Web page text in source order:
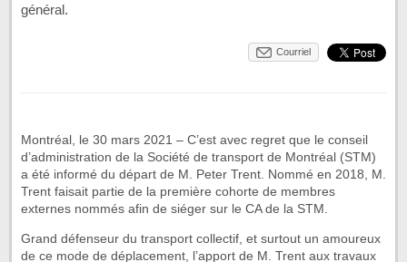
général.
Courriel
Montréal, le 30 mars 2021 – C’est avec regret que le conseil
d’administration de la Société de transport de Montréal (STM)
a été informé du départ de M. Peter Trent. Nommé en 2018, M.
Trent faisait partie de la première cohorte de membres
externes nommés afin de siéger sur le CA de la STM.
Grand défenseur du transport collectif, et surtout un amoureux
de ce mode de déplacement, l’apport de M. Trent aux travaux